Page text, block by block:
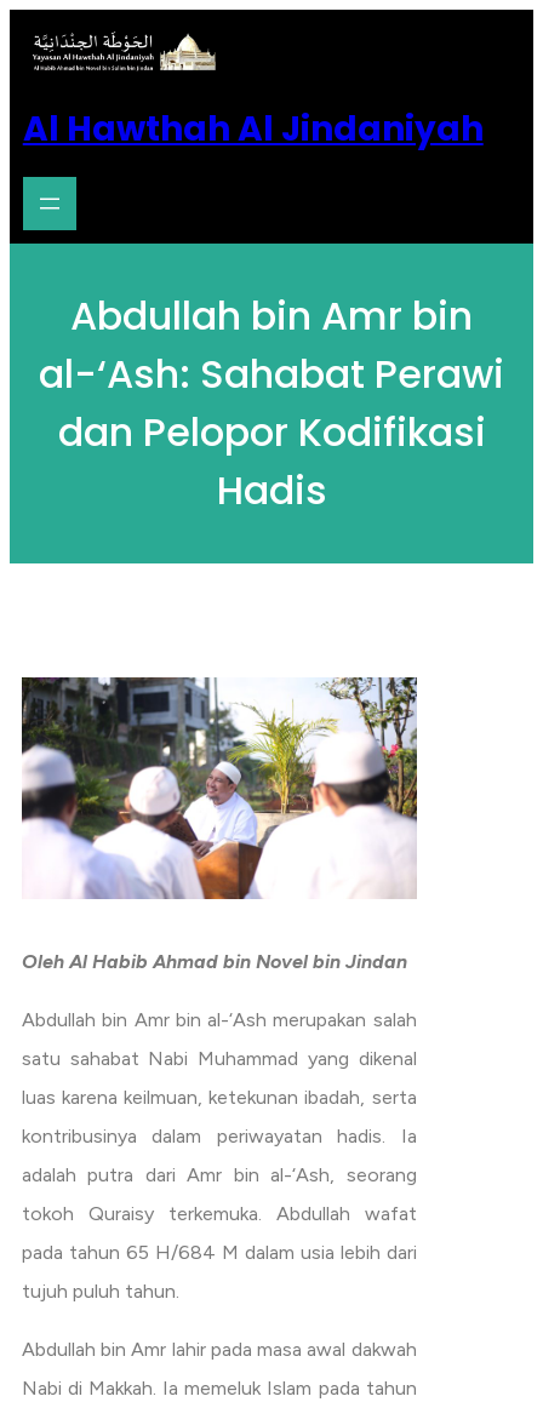
Al Hawthah Al Jindaniyah
Abdullah bin Amr bin
al-‘Ash: Sahabat Perawi
dan Pelopor Kodifikasi
Hadis
Oleh Al Habib Ahmad bin Novel bin Jindan
Abdullah bin Amr bin al-‘Ash merupakan salah
satu sahabat Nabi Muhammad yang dikenal
luas karena keilmuan, ketekunan ibadah, serta
kontribusinya dalam periwayatan hadis. Ia
adalah putra dari Amr bin al-‘Ash, seorang
tokoh Quraisy terkemuka. Abdullah wafat
pada tahun 65 H/684 M dalam usia lebih dari
tujuh puluh tahun.
Abdullah bin Amr lahir pada masa awal dakwah
Nabi di Makkah. Ia memeluk Islam pada tahun